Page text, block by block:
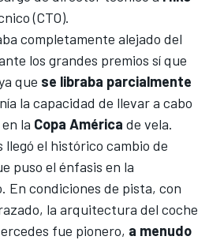
(CTO).
completamente alejado del
los grandes premios sí que
que se libraba parcialmente
la capacidad de llevar a cabo
la Copa América de vela.
el histórico cambio de
puso el énfasis en la
En condiciones de pista, con
la arquitectura del coche
fue pionero, a menudo